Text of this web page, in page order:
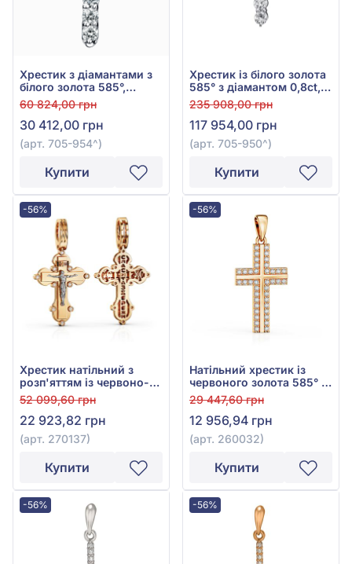
Хрестик з діамантами з
білого золота 585°,
Діамант 0,19ct, арт. 705-
954
60 824,00 грн
30 412,00 грн
(арт. 705-954^)
Купити
Хрестик із білого золота
585° з діамантом 0,8ct,
арт. 705-950
235 908,00 грн
117 954,00 грн
(арт. 705-950^)
Купити
-56%
Хрестик натільний з
розп'яттям із червоно-
білого золота 585° з
фіанітом/куб.цирконієм,
арт. 270137
52 099,60 грн
22 923,82 грн
(арт. 270137)
Купити
-56%
Натільний хрестик із
червоного золота 585° з
чорним фіанітом/
куб.цирконієм, арт.
260032
29 447,60 грн
12 956,94 грн
(арт. 260032)
Купити
-56% -56%